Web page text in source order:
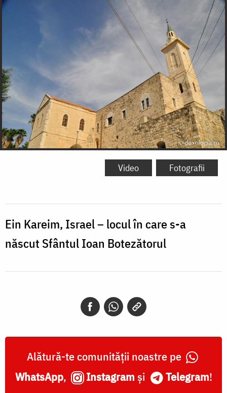
Video Fotografii
Ein Kareim, Israel – locul în care s-a
născut Sfântul Ioan Botezătorul
Alătură-te comunității noastre pe
WhatsApp, Instagram și Telegram!